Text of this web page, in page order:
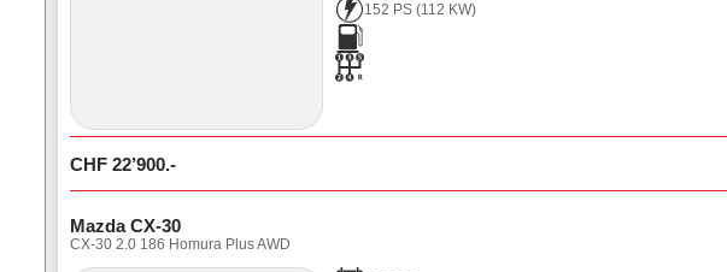
152 PS (112 KW)
CHF 22’900.-
Mazda CX-30
CX-30 2.0 186 Homura Plus AWD